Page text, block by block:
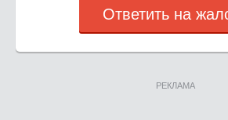
Ответить на
РЕКЛАМА